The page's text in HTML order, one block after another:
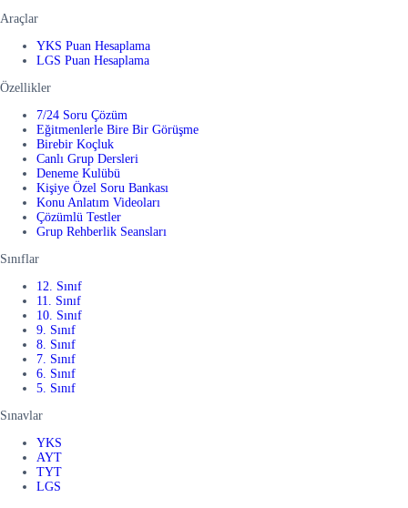
Araçlar
YKS Puan Hesaplama
LGS Puan Hesaplama
Özellikler
7/24 Soru Çözüm
Eğitmenlerle Bire Bir Görüşme
Birebir Koçluk
Canlı Grup Dersleri
Deneme Kulübü
Kişiye Özel Soru Bankası
Konu Anlatım Videoları
Çözümlü Testler
Grup Rehberlik Seansları
Sınıflar
12. Sınıf
11. Sınıf
10. Sınıf
9. Sınıf
8. Sınıf
7. Sınıf
6. Sınıf
5. Sınıf
Sınavlar
YKS
AYT
TYT
LGS